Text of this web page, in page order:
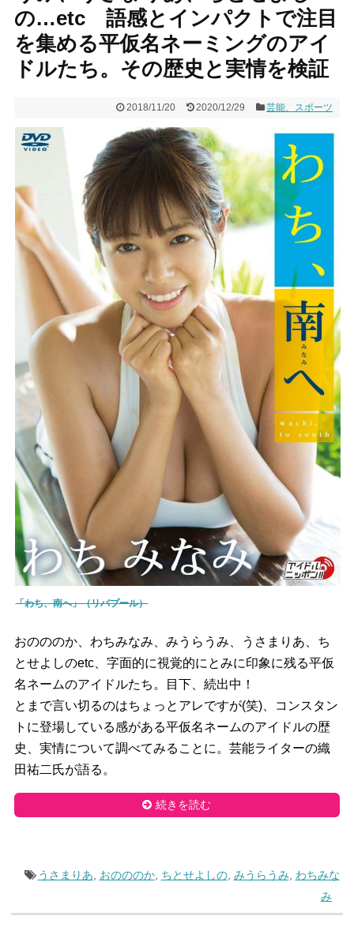
の…etc 語感とインパクトで注目
を集める平仮名ネーミングのアイ
ドルたち。その歴史と実情を検証
2018/11/20 2020/12/29 芸能、スポーツ
「わち、南へ」（リバプール）
おのののか、わちみなみ、みうらうみ、うさまりあ、ち
とせよしのetc、字面的に視覚的にとみに印象に残る平仮
名ネームのアイドルたち。目下、続出中！
とまで言い切るのはちょっとアレですが(笑)、コンスタン
トに登場している感がある平仮名ネームのアイドルの歴
史、実情について調べてみることに。芸能ライターの織
田祐二氏が語る。
続きを読む
うさまりあ おのののか, ちとせよしの, みうらうみ
わちみな
み